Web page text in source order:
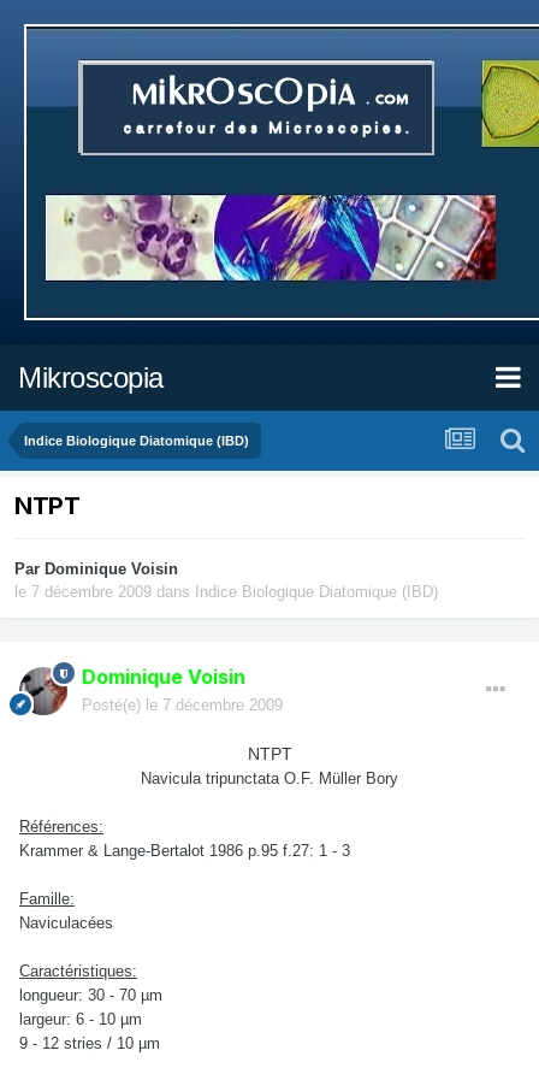
Mikroscopia
Indice Biologique Diatomique (IBD)
NTPT
Par Dominique Voisin
le 7 décembre 2009 dans Indice Biologique Diatomique (IBD)
Dominique Voisin
Posté(e) le 7 décembre 2009
NTPT
Navicula tripunctata O.F. Müller Bory
Références:
Krammer & Lange-Bertalot 1986 p.95 f.27: 1 - 3
Famille:
Naviculacées
Caractéristiques:
longueur: 30 - 70 µm
largeur: 6 - 10 µm
9 - 12 stries / 10 µm